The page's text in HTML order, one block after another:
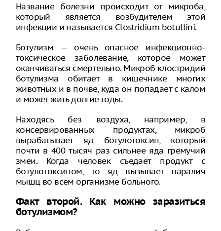
Название болезни происходит от микроба,
который является возбудителем этой
инфекции и называется Clostridium botullini.
Ботулизм — очень опасное инфекционно-
токсическое заболевание, которое может
оканчиваться смертельно. Микроб клостридий
ботулизма обитает в кишечнике многих
животных и в почве, куда он попадает с калом
и может жить долгие годы.
Находясь без воздуха, например, в
консервированных продуктах, микроб
вырабатывает яд ботулотоксин, который
почти в 400 тысяч раз сильнее яда гремучий
змеи. Когда человек съедает продукт с
ботулотоксином, то яд вызывает паралич
мышц во всем организме больного.
Факт второй. Как можно заразиться
ботулизмом?